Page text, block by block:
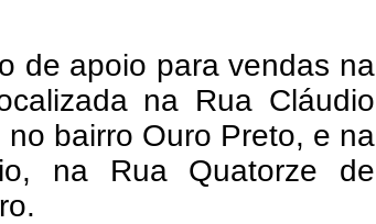
de apoio para vendas na
na Rua Cláudio
bairro Ouro Preto, e na
na Rua Quatorze de